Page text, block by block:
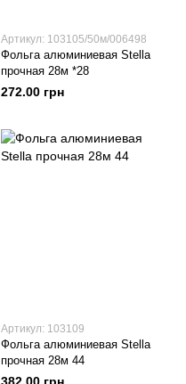
Артикул: 103105/50м/006498
Фольга алюминиевая Stella
прочная 28м *28
272.00 грн
Артикул: 103109
Фольга алюминиевая Stella
прочная 28м 44